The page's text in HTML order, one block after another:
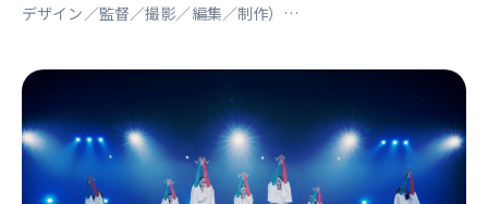
デザイン／監督／撮影／編集／制作）